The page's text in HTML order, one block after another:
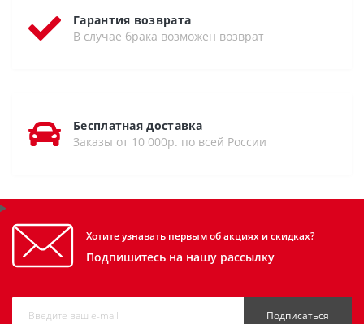
Гарантия возврата
В случае брака возможен возврат
Бесплатная доставка
Заказы от 10 000р. по всей России
Хотите узнавать первым об акциях и скидках?
Подпишитесь на нашу рассылку
Подписаться